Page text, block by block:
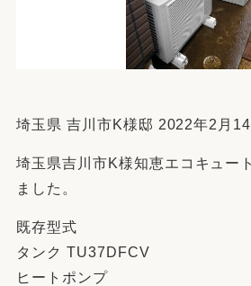
埼玉県 吉川市K様邸 2022年2月14
埼玉県吉川市K様知恵エコキュー
ました。
既存型式
タンク TU37DFCV
ヒートポンプ